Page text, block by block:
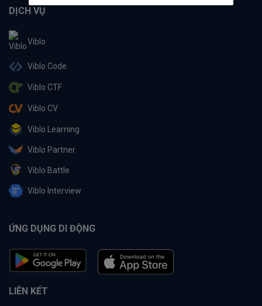
DỊCH VỤ
Viblo
Viblo Code
Viblo CTF
Viblo CV
Viblo Learning
Viblo Partner
Viblo Battle
Viblo Interview
ỨNG DỤNG DI ĐỘNG
LIÊN KẾT